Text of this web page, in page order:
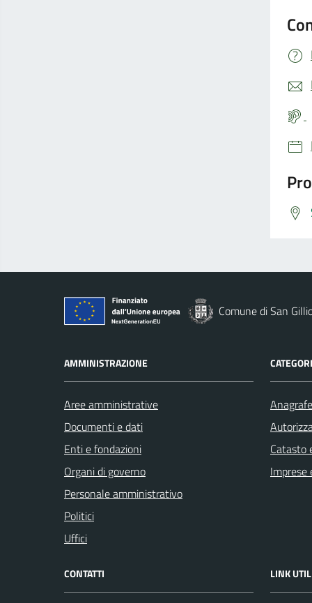
Comune di San
AMMINISTRAZIONE
Aree amministrative
Documenti e dati
Enti e fondazioni
Organi di governo
Personale amministrativo
Politici
Uffici
Catasto
Imprese
CONTATTI LINK